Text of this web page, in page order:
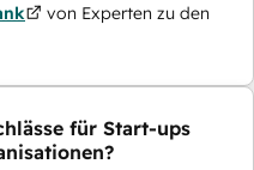
von Experten zu den
für Start-ups